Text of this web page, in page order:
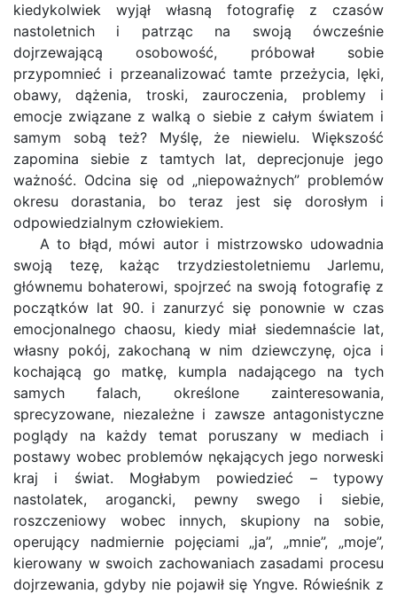
kiedykolwiek wyjął własną fotografię z czasów
nastoletnich i patrząc na swoją ówcześnie
dojrzewającą osobowość, próbował sobie
przypomnieć i przeanalizować tamte przeżycia, lęki,
obawy, dążenia, troski, zauroczenia, problemy i
emocje związane z walką o siebie z całym światem i
samym sobą też? Myślę, że niewielu. Większość
zapomina siebie z tamtych lat, deprecjonuje jego
ważność. Odcina się od „niepoważnych” problemów
okresu dorastania, bo teraz jest się dorosłym i
odpowiedzialnym człowiekiem.
A to błąd, mówi autor i mistrzowsko udowadnia
swoją tezę, każąc trzydziestoletniemu Jarlemu,
głównemu bohaterowi, spojrzeć na swoją fotografię z
początków lat 90. i zanurzyć się ponownie w czas
emocjonalnego chaosu, kiedy miał siedemnaście lat,
własny pokój, zakochaną w nim dziewczynę, ojca i
kochającą go matkę, kumpla nadającego na tych
samych falach, określone zainteresowania,
sprecyzowane, niezależne i zawsze antagonistyczne
poglądy na każdy temat poruszany w mediach i
postawy wobec problemów nękających jego norweski
kraj i świat. Mogłabym powiedzieć – typowy
nastolatek, arogancki, pewny swego i siebie,
roszczeniowy wobec innych, skupiony na sobie,
operujący nadmiernie pojęciami „ja”, „mnie”, „moje”,
kierowany w swoich zachowaniach zasadami procesu
dojrzewania, gdyby nie pojawił się Yngve. Rówieśnik z